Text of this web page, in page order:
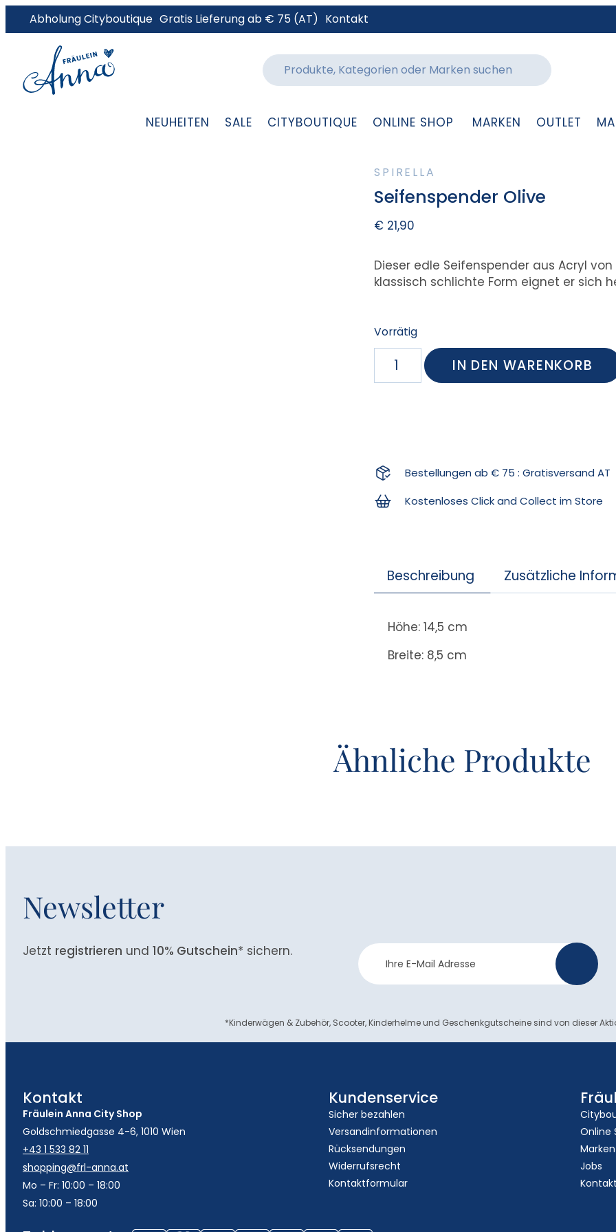
Abholung Cityboutique Gratis Lieferung ab € 75 (AT) Kontakt
NEUHEITEN SALE CITYBOUTIQUE ONLINE SHOP MARKEN OUTLET
SPIRELLA
Seifenspender Olive
€ 21,90
Dieser edle Seifenspender aus Acryl
klassisch schlichte Form eignet er sich
Vorrätig
IN DEN WARENKORB
Bestellungen ab € 75 : Gratisversand AT
Kostenloses Click and Collect im Store
Beschreibung Zusätzliche
Höhe: 14,5 cm
Breite: 8,5 cm
Ähnliche Produkte
Newsletter
Jetzt registrieren und 10% Gutschein* sichern.
Newsletter
Anmeldung
*Kinderwägen & Zubehör, Scooter, Kinderhelme und Geschenkgutscheine sind von dieser
Kontakt
Fräulein Anna City Shop
Goldschmiedgasse 4-6, 1010 Wien
+43 1 533 82 11
shopping@frl-anna.at
Mo – Fr: 10:00 – 18:00
Sa: 10:00 – 18:00
Kundenservice
Sicher bezahlen
Versandinformationen
Rücksendungen
Widerrufsrecht
Kontaktformular
Online
Marken
Jobs
Kontakt